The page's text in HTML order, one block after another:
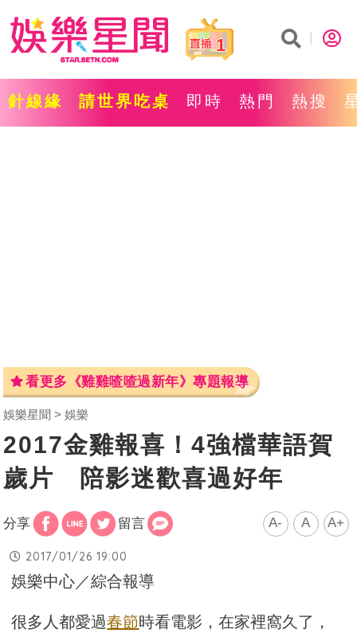
1
針線緣 請世界吃桌 即時 熱門 熱搜
看更多《雞雞喳喳過新年》專題報導
娛樂星聞 娛樂
2017金雞報喜！4強檔華語賀
歲片 陪影迷歡喜過好年
分享 留言 A- A A+
2017/01/26 19:00
娛樂中心／綜合報導
很多人都愛過春節時看電影，在家裡窩久了，